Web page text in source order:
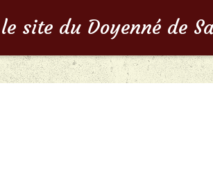
site du Doyenné de